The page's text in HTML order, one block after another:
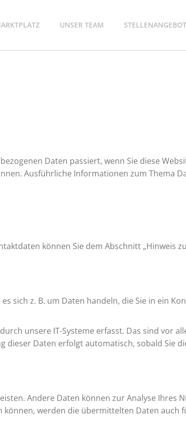
UNSER TEAM
Daten passiert, wenn Sie diese
Ausführliche Informationen zum Thema
können Sie dem Abschnitt „Hinweis
sich z. B. um Daten handeln, die Sie in ein
unsere IT-Systeme erfasst. Das sind vor
dieser Daten erfolgt automatisch, sobald Sie
Andere Daten können zur Analyse Ihres
können, werden die übermittelten Daten auch